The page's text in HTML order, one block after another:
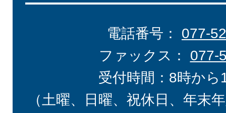
電話番号： 077-
ファックス： 077-
受付時間：8時から
（土曜、日曜、祝休日、年末